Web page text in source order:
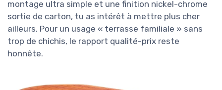
montage ultra simple et une finition nickel-chrome
sortie de carton, tu as intérêt à mettre plus cher
ailleurs. Pour un usage « terrasse familiale » sans
trop de chichis, le rapport qualité-prix reste
honnête.